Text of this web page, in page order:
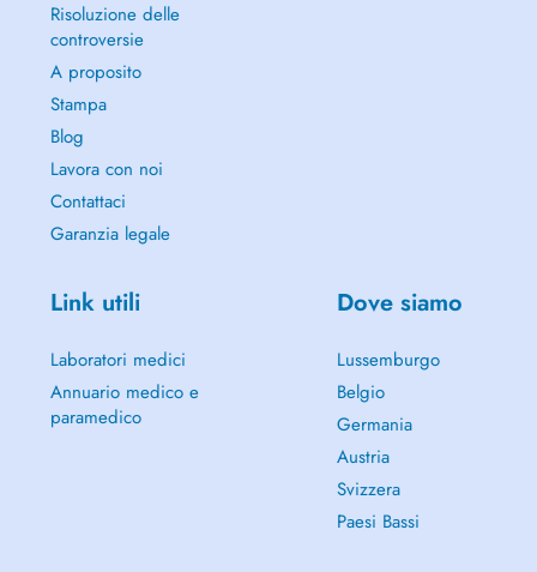
Risoluzione delle
controversie
A proposito
Stampa
Blog
Lavora con noi
Contattaci
Garanzia legale
Link utili
Laboratori medici
Annuario medico e
paramedico
Dove siamo
Lussemburgo
Belgio
Germania
Austria
Svizzera
Paesi Bassi